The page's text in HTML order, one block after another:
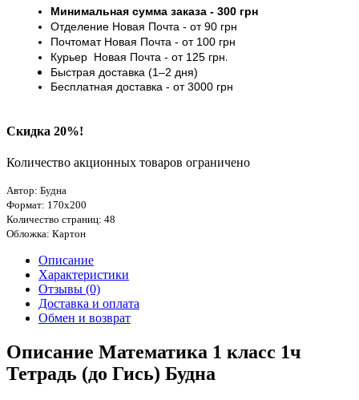
Минимальная сумма заказа - 300 грн
Отделение Новая Почта - от 90 грн
ПочтоматНовая Почта - от 100 грн
Курьер Новая Почта - от 125 грн.
Быстрая доставка (1–2 дня)
Бесплатная доставка - от 3000 грн
Скидка 20%!
Количество акционных товаров ограничено
Автор: Будна
Формат: 170х200
Количество страниц: 48
Обложка: Картон
Описание
Характеристики
Отзывы (0)
Доставка и оплата
Обмен и возврат
Описание Математика 1 класс 1ч
Тетрадь (до Гись) Будна